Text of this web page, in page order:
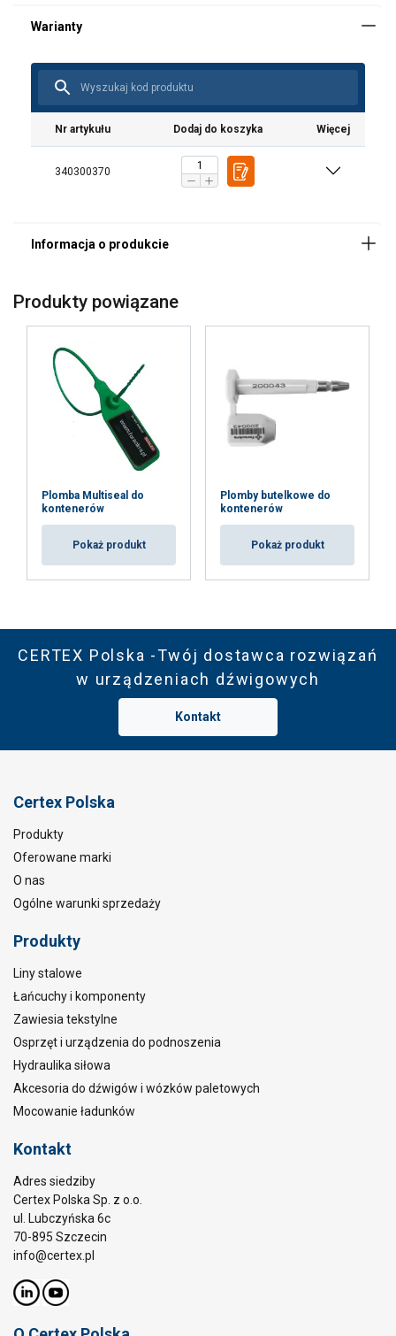
Nr artykułu Dodaj do koszyka Więcej
340300370
Produkty powiązane
Plomba Multiseal do
kontenerów
Pokaż produkt
Plomby butelkowe do
kontenerów
Pokaż produkt
CERTEX Polska -Twój dostawca rozwiązań
w urządzeniach dźwigowych
Kontakt
Certex Polska
Produkty
Oferowane marki
O nas
Ogólne warunki sprzedaży
Produkty
Liny stalowe
Łańcuchy i komponenty
Zawiesia tekstylne
Osprzęt i urządzenia do podnoszenia
Hydraulika siłowa
Akcesoria do dźwigów i wózków paletowych
Mocowanie ładunków
Kontakt
Adres siedziby
Certex Polska Sp. z o.o.
ul. Lubczyńska 6c
70-895 Szczecin
info@certex.pl